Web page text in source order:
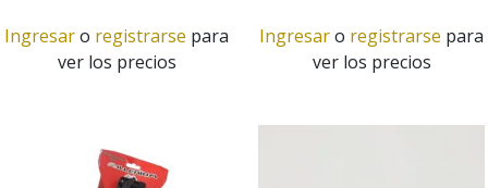
Ingresaro registrarse para
ver los precios
Ingresaro registrarse para
ver los precios